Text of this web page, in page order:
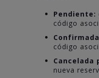
Pendiente:
código
código
Cancelada
nueva